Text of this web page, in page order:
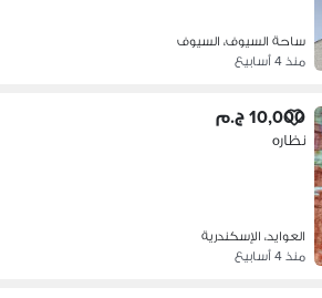
ساحة السيوف، السيوف
منذ 4 أسابيع
10,000 ج.م
نظاره
العوايد، الإسكندرية
منذ 4 أسابيع